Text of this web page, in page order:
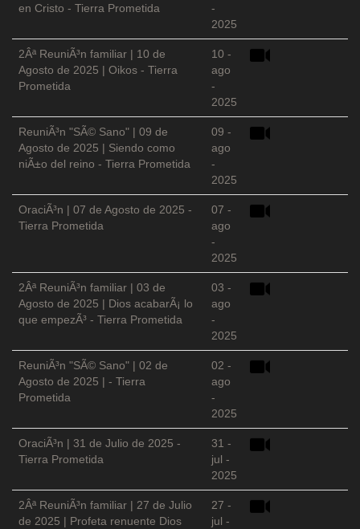
en Cristo - Tierra Prometida
-
2025
2Âª ReuniÃ³n familiar | 10 de
Agosto de 2025 | Oikos - Tierra
Prometida
10 -
ago
-
2025
ReuniÃ³n "SÃ© Sano" | 09 de
Agosto de 2025 | Siendo como
niÃ±o del reino - Tierra Prometida
09 -
ago
-
2025
OraciÃ³n | 07 de Agosto de 2025 -
Tierra Prometida
07 -
ago
-
2025
2Âª ReuniÃ³n familiar | 03 de
Agosto de 2025 | Dios acabarÃ¡ lo
que empezÃ³ - Tierra Prometida
03 -
ago
-
2025
ReuniÃ³n "SÃ© Sano" | 02 de
Agosto de 2025 | - Tierra
Prometida
02 -
ago
-
2025
OraciÃ³n | 31 de Julio de 2025 -
Tierra Prometida
31 -
jul -
2025
2Âª ReuniÃ³n familiar | 27 de Julio
de 2025 | Profeta renuente Dios
27 -
jul -